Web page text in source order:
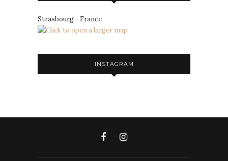
Strasbourg - France
INSTAGRAM